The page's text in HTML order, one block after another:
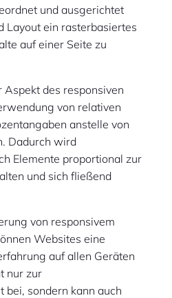
und ausgerichtet
Layout ein rasterbasiertes
auf einer Seite zu
des responsiven
von relativen
anstelle von
Dadurch wird
Elemente proportional zur
und sich fließend
von responsivem
Websites eine
auf allen Geräten
nur zur
bei, sondern kann auch